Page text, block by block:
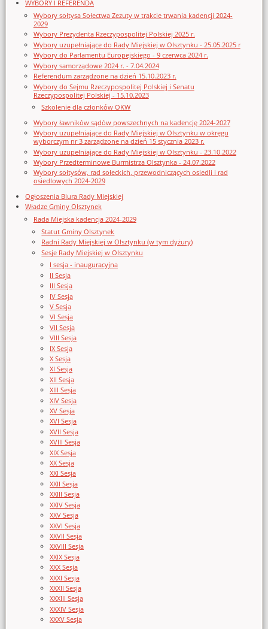
WYBORY I REFERENDA
Wybory sołtysa Sołectwa Zezuty w trakcie trwania kadencji 2024-
2029
Wybory Prezydenta Rzeczypospolitej Polskiej 2025 r.
Wybory uzupełniające do Rady Miejskiej w Olsztynku - 25.05.2025 r
Wybory do Parlamentu Europejskiego - 9 czerwca 2024 r.
Wybory samorządowe 2024 r. - 7.04.2024
Referendum zarządzone na dzień 15.10.2023 r.
Wybory do Sejmu Rzeczypospolitej Polskiej i Senatu
Rzeczypospolitej Polskiej - 15.10.2023
Szkolenie dla członków OKW
Wybory ławników sądów powszechnych na kadencję 2024-2027
Wybory uzupełniające do Rady Miejskiej w Olsztynku w okręgu
wyborczym nr 3 zarządzone na dzień 15 stycznia 2023 r.
Wybory uzupełniające do Rady Miejskiej w Olsztynku - 23.10.2022
Wybory Przedterminowe Burmistrza Olsztynka - 24.07.2022
Wybory sołtysów, rad sołeckich, przewodniczących osiedli i rad
osiedlowych 2024-2029
Ogłoszenia Biura Rady Miejskiej
Władze Gminy Olsztynek
Rada Miejska kadencja 2024-2029
Statut Gminy Olsztynek
Radni Rady Miejskiej w Olsztynku (w tym dyżury)
Sesje Rady Miejskiej w Olsztynku
I sesja - inauguracyjna
II Sesja
III Sesja
IV Sesja
V Sesja
VI Sesja
VII Sesja
VIII Sesja
IX Sesja
X Sesja
XI Sesja
XII Sesja
XIII Sesja
XIV Sesja
XV Sesja
XVI Sesja
XVII Sesja
XVIII Sesja
XIX Sesja
XX Sesja
XXI Sesja
XXII Sesja
XXIII Sesja
XXIV Sesja
XXV Sesja
XXVI Sesja
XXVII Sesja
XXVIII Sesja
XXIX Sesja
XXX Sesja
XXXI Sesja
XXXII Sesja
XXXIII Sesja
XXXIV Sesja
XXXV Sesja